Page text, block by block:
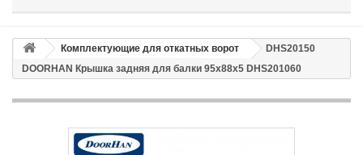
Комплектующие для откатных ворот
DHS20150
DOORHAN Крышка задняя для балки 95х88х5 DHS201060
Способ доставки*
оплачивается при получении